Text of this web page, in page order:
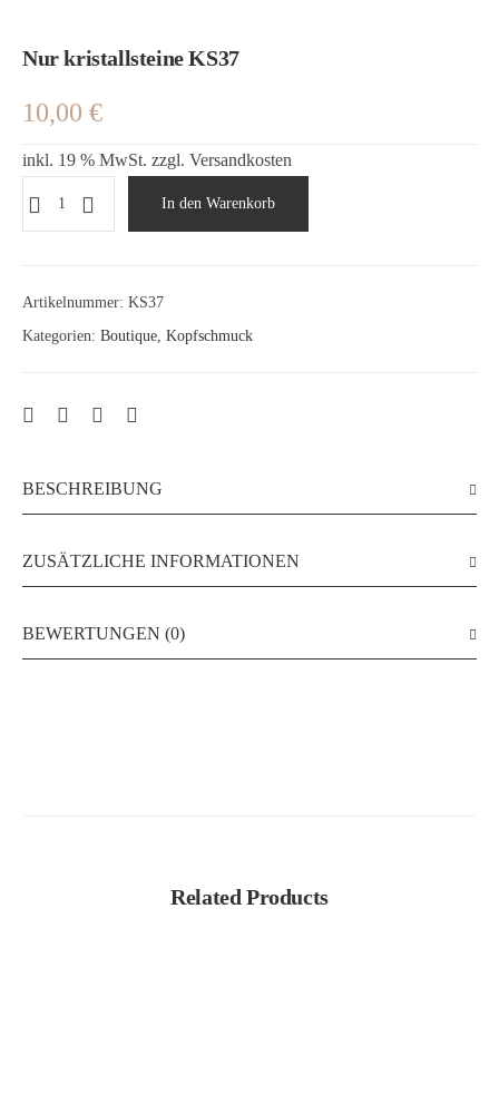
Nur kristallsteine KS37
10,00 €
inkl. 19 % MwSt. zzgl. Versandkosten
In den Warenkorb
Artikelnummer: KS37
Kategorien: Boutique Kopfschmuck
BESCHREIBUNG
ZUSÄTZLICHE INFORMATIONEN
BEWERTUNGEN (0)
Related Products